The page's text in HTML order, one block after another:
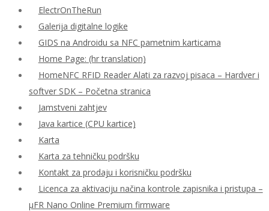
ElectrOnTheRun
Galerija digitalne logike
GIDS na Androidu sa NFC pametnim karticama
Home Page: (hr translation)
HomeNFC RFID Reader Alati za razvoj pisaca – Hardver i
softver SDK – Početna stranica
Jamstveni zahtjev
Java kartice (CPU kartice)
Karta
Karta za tehničku podršku
Kontakt za prodaju i korisničku podršku
Licenca za aktivaciju načina kontrole zapisnika i pristupa –
μFR Nano Online Premium firmware